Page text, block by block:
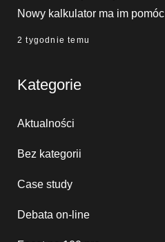
Nowy kalkulator ma im pomóc
2 tygodnie temu
Kategorie
Aktualności
Bez kategorii
Case study
Debata on-line